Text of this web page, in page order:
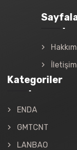
İletişim
Kategoriler
ENDA
GMTCNT
LANBAO